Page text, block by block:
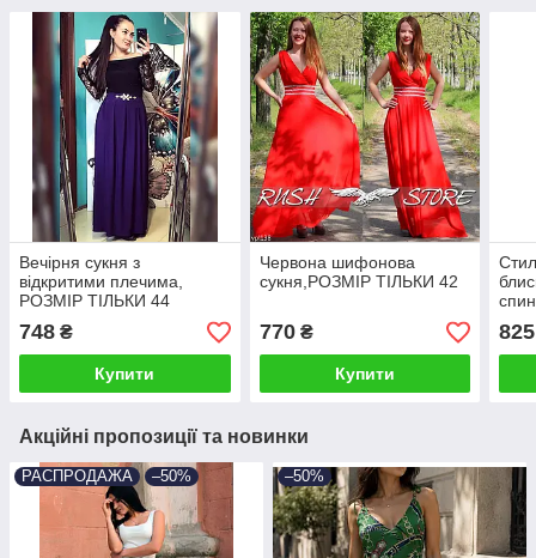
Вечірня сукня з
відкритими плечима,
РОЗМІР ТІЛЬКИ 44
748 ₴
Купити
Червона шифонова
сукня,РОЗМІР ТІЛЬКИ 42
770₴
Купити
825
Акційні пропозиції та новинки
РАСПРОДАЖА –50% –50%